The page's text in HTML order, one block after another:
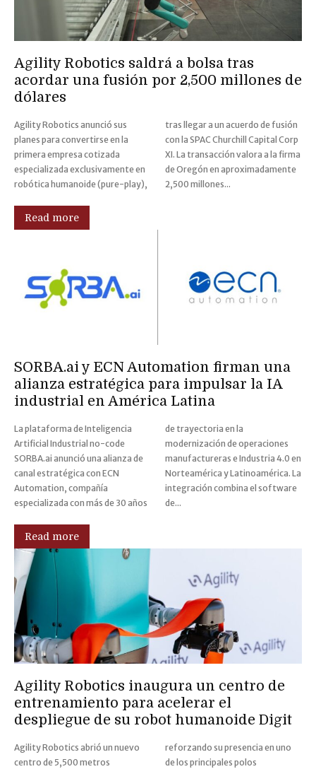
Agility Robotics saldrá a bolsa tras
acordar una fusión por 2,500 millones de
dólares
Agility Robotics anunció sus
planes para convertirse en la
primera empresa cotizada
especializada exclusivamente en
robótica humanoide (pure-play),
tras llegar a un acuerdo de fusión
con la SPAC Churchill Capital Corp
XI. La transacción valora a la firma
de Oregón en aproximadamente
2,500 millones...
Read more
SORBA.ai y ECN Automation firman una
alianza estratégica para impulsar la IA
industrial en América Latina
La plataforma de Inteligencia
Artificial Industrial no-code
SORBA.ai anunció una alianza de
canal estratégica con ECN
Automation, compañía
especializada con más de 30 años
de trayectoria en la
modernización de operaciones
manufactureras e Industria 4.0 en
Norteamérica y Latinoamérica. La
integración combina el software
de...
Read more
Agility Robotics inaugura un centro de
entrenamiento para acelerar el
despliegue de su robot humanoide Digit
Agility Robotics abrió un nuevo
centro de 5,500 metros
reforzando su presencia en uno
de los principales polos